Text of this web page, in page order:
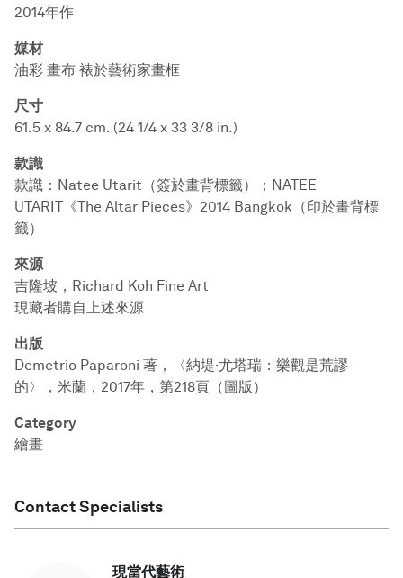
2014年作
媒材
油彩 畫布 裱於藝術家畫框
尺寸
61.5 x 84.7 cm. (24 1/4 x 33 3/8 in.)
款識
款識：Natee Utarit（簽於畫背標籤）；NATEE
UTARIT《The Altar Pieces》2014 Bangkok（印於畫背標
籤）
來源
吉隆坡，Richard Koh Fine Art
現藏者購自上述來源
出版
Demetrio Paparoni 著，〈納堤·尤塔瑞：樂觀是荒謬
的〉，米蘭，2017年，第218頁（圖版）
Category
繪畫
Contact Specialists
現當代藝術